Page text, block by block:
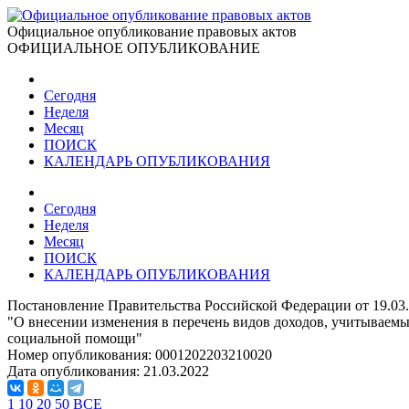
Официальное опубликование правовых актов
ОФИЦИАЛЬНОЕ ОПУБЛИКОВАНИЕ
Сегодня
Неделя
Месяц
ПОИСК
КАЛЕНДАРЬ ОПУБЛИКОВАНИЯ
Сегодня
Неделя
Месяц
ПОИСК
КАЛЕНДАРЬ ОПУБЛИКОВАНИЯ
Постановление Правительства Российской Федерации от
"О внесении изменения в перечень видов доходов,
социальной помощи"
Номер опубликования: 0001202203210020
Дата опубликования: 21.03.2022
1 10 20 50 ВСЕ